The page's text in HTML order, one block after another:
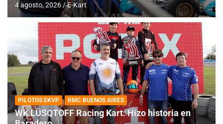
4 agosto, 2026 E-Kart
PILOTOS EKVP RMC BUENOS AIRES
WK LÜSQTOFF Racing Kart: Hizo historia en